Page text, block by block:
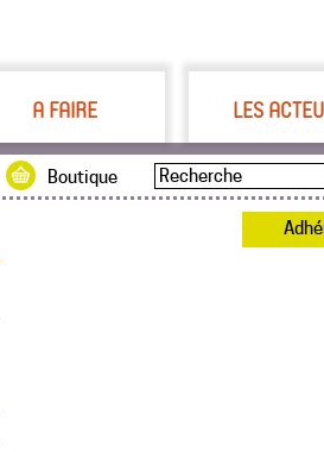
A FAIRE LES
Boutique